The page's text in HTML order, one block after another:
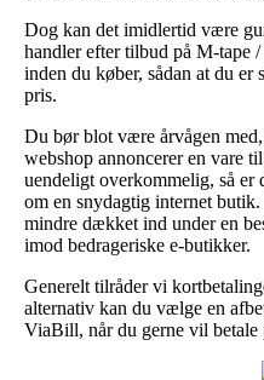
Dog kan det imidlertid være
handler efter tilbud på M-tape
inden du køber, sådan at du er
pris.
Du bør blot være årvågen
webshop annoncerer en vare
uendeligt overkommelig, så er
om en snydagtig internet
mindre dækket ind under en
imod bedrageriske e-butikker.
Generelt tilråder vi
alternativ kan du vælge en
ViaBill, når du gerne vil betale